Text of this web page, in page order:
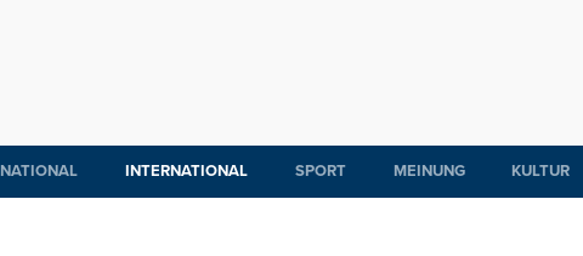
NATIONAL INTERNATIONAL SPORT MEINUNG KULTUR